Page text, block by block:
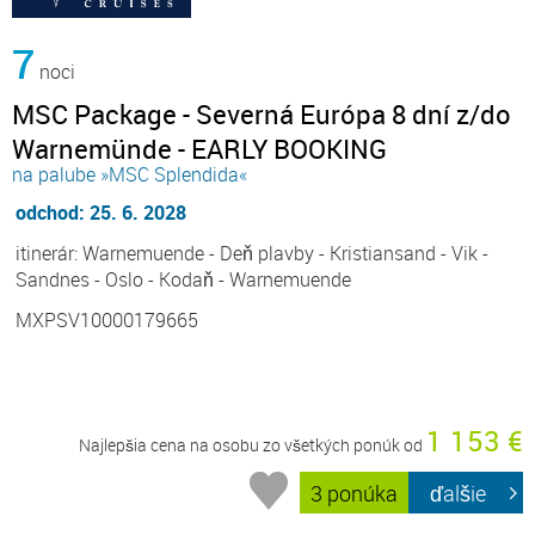
7 noci
MSC Package - Severná Európa 8 dní z/do
Warnemünde - EARLY BOOKING
na palube »MSC Splendida«
odchod: 25. 6. 2028
itinerár: Warnemuende - Deň plavby - Kristiansand - Vik -
Sandnes - Oslo - Kodaň - Warnemuende
MXPSV10000179665
Najlepšia cena na osobu zo všetkých ponúk od 1 153 €
3 ponúka ďalšie